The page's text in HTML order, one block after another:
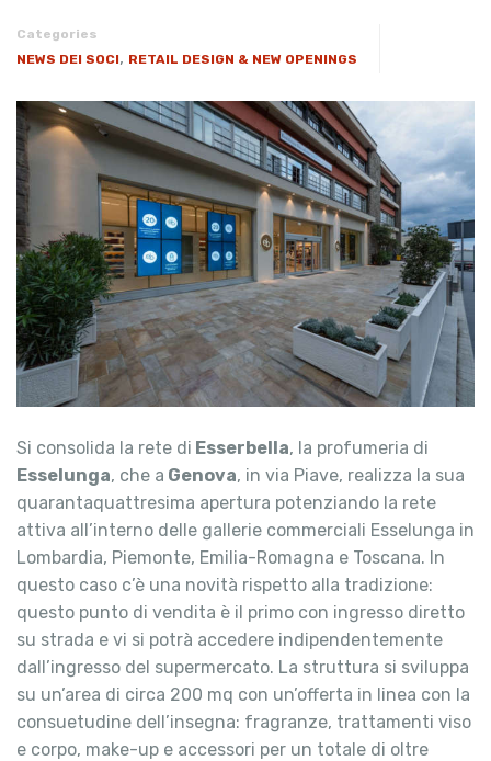
Categories
NEWS DEI SOCI, RETAIL DESIGN & NEW OPENINGS
Si consolida la rete di Esserbella, la profumeria di
Esselunga, che a Genova, in via Piave, realizza la sua
quarantaquattresima apertura potenziando la rete
attiva all’interno delle gallerie commerciali Esselunga in
Lombardia, Piemonte, Emilia-Romagna e Toscana. In
questo caso c’è una novità rispetto alla tradizione:
questo punto di vendita è il primo con ingresso diretto
su strada e vi si potrà accedere indipendentemente
dall’ingresso del supermercato. La struttura si sviluppa
su un’area di circa 200 mq con un’offerta in linea con la
consuetudine dell’insegna: fragranze, trattamenti viso
e corpo, make-up e accessori per un totale di oltre